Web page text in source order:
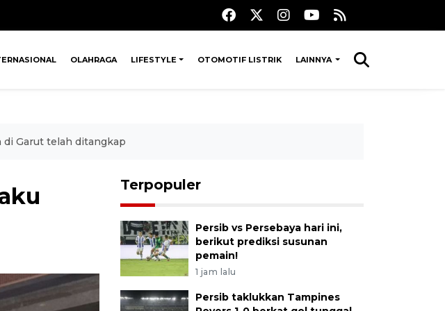
OLAHRAGA LIFESTYLE OTOMOTIF LISTRIK LAINNYA
di Garut telah ditangkap
Terpopuler
Persib vs Persebaya hari ini,
berikut prediksi susunan
pemain!
1 jam lalu
Persib taklukkan Tampines